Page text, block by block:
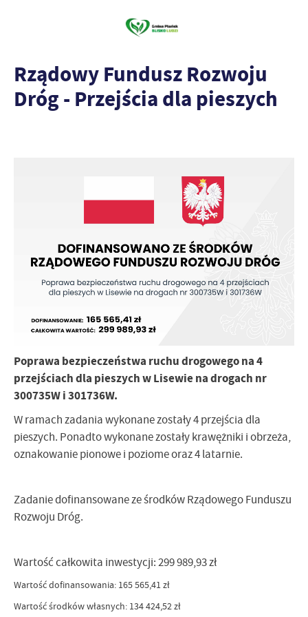
Rządowy Fundusz Rozwoju
Dróg - Przejścia dla pieszych
Poprawa bezpieczeństwa ruchu drogowego na 4
przejściach dla pieszych w Lisewie na drogach nr
300735W i 301736W.
W ramach zadania wykonane zostały 4 przejścia dla
pieszych. Ponadto wykonane zostały krawężniki i obrzeża,
oznakowanie pionowe i poziome oraz 4 latarnie.
Zadanie dofinansowane ze środków Rządowego Funduszu
Rozwoju Dróg.
Wartość całkowita inwestycji: 299 989,93 zł
Wartość dofinansowania: 165 565,41 zł
Wartość środków własnych: 134 424,52 zł